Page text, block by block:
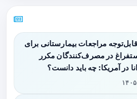
مراجعات بیمارستانی برای
در مصرف‌کنندگان مکرر
در آمریکا: چه باید دانست؟
۱۶